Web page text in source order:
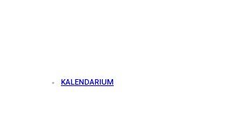
KALENDARIUM